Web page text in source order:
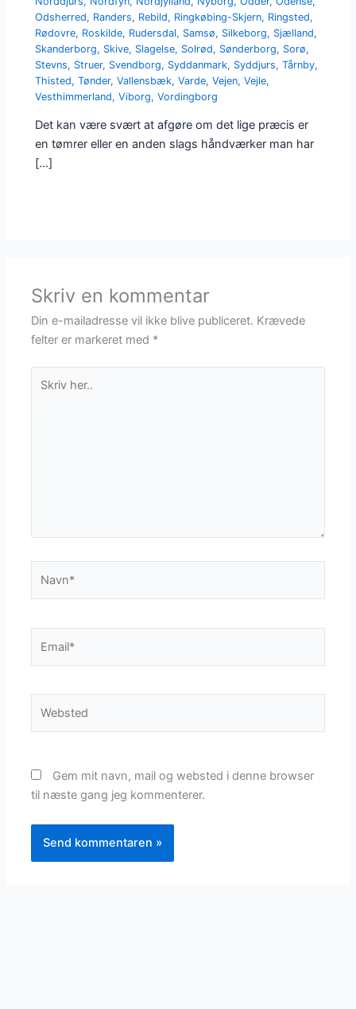
Odsherred, Randers, Rebild, Ringkøbing-Skjern, Ringsted,
Rødovre, Roskilde, Rudersdal, Samsø, Silkeborg, Sjælland,
Skanderborg, Skive, Slagelse, Solrød, Sønderborg, Sorø,
Stevns, Struer, Svendborg, Syddanmark, Syddjurs,Tårnby,
Thisted,Tønder,Vallensbæk,Varde,Vejen,Vejle,
Vesthimmerland,Viborg,Vordingborg
Det kan være svært at afgøre om det lige præcis er
en tømrer eller en anden slags håndværker man har
[…]
Skriv en kommentar
Din e-mailadresse vil ikke blive publiceret. Krævede
felter er markeret med *
Gem mit navn, mail og websted i denne browser
til næste gang jeg kommenterer.